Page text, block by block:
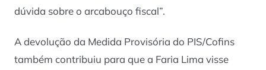
dúvida sobre o arcabouço fiscal”.
A devolução da Medida Provisória do PIS/Cofins
também contribuiu para que a Faria Lima visse